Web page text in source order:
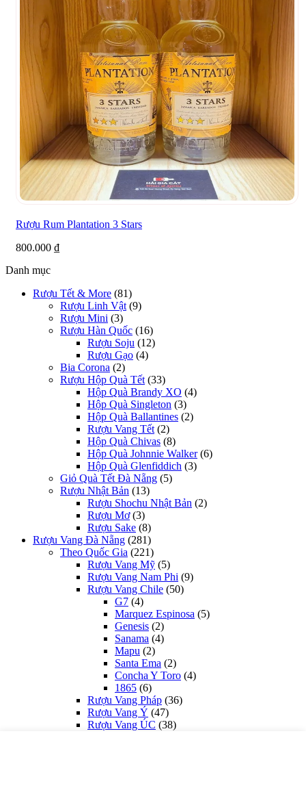
Rượu Rum Plantation 3 Stars
800.000 ₫
Danh mục
Rượu Tết & More (81)
Rượu Linh Vật (9)
Rượu Mini (3)
Rượu Hàn Quốc (16)
Rượu Soju (12)
Rượu Gạo (4)
Bia Corona (2)
Rượu Hộp Quà Tết (33)
Hộp Quà Brandy XO (4)
Hộp Quà Singleton (3)
Hộp Quà Ballantines (2)
Rượu Vang Tết (2)
Hộp Quà Chivas (8)
Hộp Quà Johnnie Walker (6)
Hộp Quà Glenfiddich (3)
Giỏ Quà Tết Đà Nẵng (5)
Rượu Nhật Bản (13)
Rượu Shochu Nhật Bản (2)
Rượu Mơ (3)
Rượu Sake (8)
Rượu Vang Đà Nẵng (281)
Theo Quốc Gia (221)
Rượu Vang Mỹ (5)
Rượu Vang Nam Phi (9)
Rượu Vang Chile (50)
G7 (4)
Marquez Espinosa (5)
Genesis (2)
Sanama (4)
Mapu (2)
Santa Ema (2)
Concha Y Toro (4)
1865 (6)
Rượu Vang Pháp (36)
Rượu Vang Ý (47)
Rượu Vang ÚC (38)